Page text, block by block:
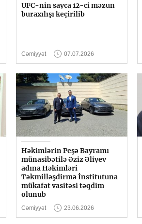
UFC-nin sayca 12-ci məzun
buraxılışı keçirilib
Cəmiyyət 07.07.2026
Həkimlərin Peşə Bayramı
münasibətilə Əziz Əliyev
adına Həkimləri
Təkmilləşdirmə İnstitutuna
mükafat vasitəsi təqdim
olunub
Cəmiyyət 23.06.2026